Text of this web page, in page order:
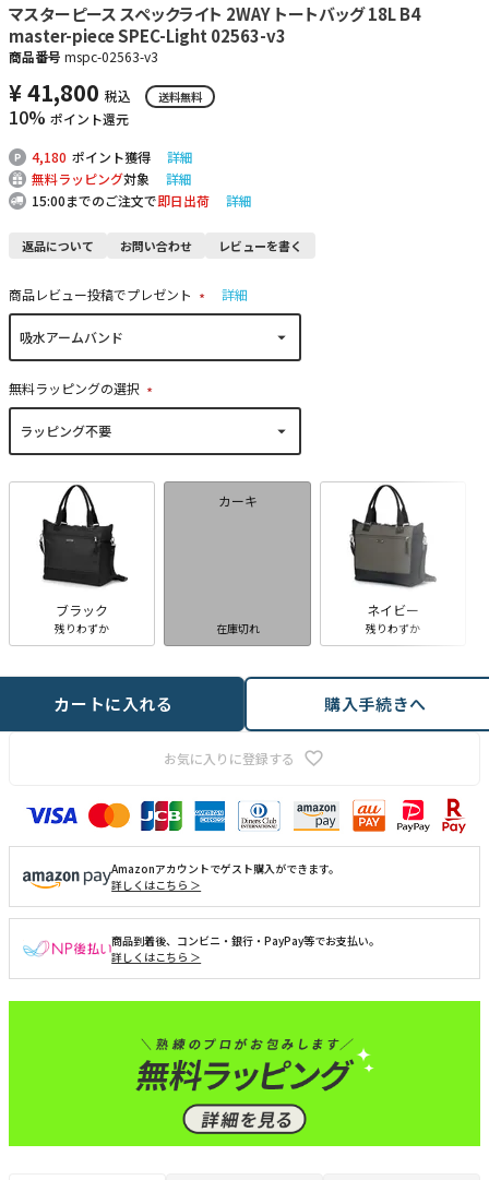
マスターピース スペックライト 2WAY トートバッグ 18L B4
master-piece SPEC-Light 02563-v3
商品番号 mspc-02563-v3
¥41,800 税込 送料無料
10% ポイント還元
4,180 ポイント獲得
詳細
無料ラッピング対象
詳細
15:00までのご注文で即日出荷 詳細
返品について お問い合わせ レビューを書く
商品レビュー投稿でプレゼント
(
詳細
無料ラッピングの選択
(
ブラック
残りわずか
カーキ
在庫切れ
ネイビー
残りわずか
お気に入りに登録する
カートに入れる 購入手続きへ
Amazonアカウントでゲスト購入ができます。
詳しくはこちら ＞
商品到着後、コンビニ・銀行・PayPay等でお支払い。
詳しくはこちら ＞